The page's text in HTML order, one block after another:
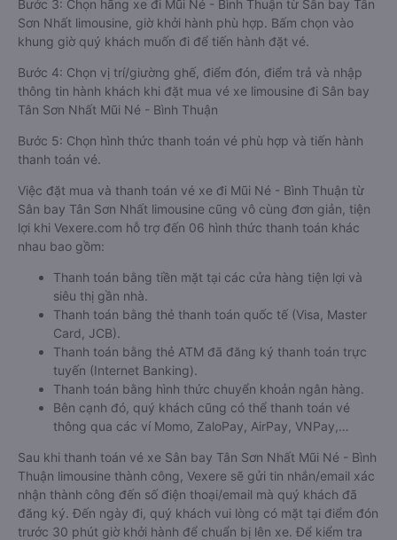
Bước 3: Chọn hãng xe đi Mũi Né - Bình Thuận từ Sân bay Tân
Sơn Nhất limousine, giờ khởi hành phù hợp. Bấm chọn vào
khung giờ quý khách muốn đi để tiến hành đặt vé.
Bước 4: Chọn vị trí/giường ghế, điểm đón, điểm trả và nhập
thông tin hành khách khi đặt mua vé xe limousine đi Sân bay
Tân Sơn Nhất Mũi Né - Bình Thuận
Bước 5: Chọn hình thức thanh toán vé phù hợp và tiến hành
thanh toán vé.
Việc đặt mua và thanh toán vé xe đi Mũi Né - Bình Thuận từ
Sân bay Tân Sơn Nhất limousine cũng vô cùng đơn giản, tiện
lợi khi Vexere.com hỗ trợ đến 06 hình thức thanh toán khác
nhau bao gồm:
Thanh toán bằng tiền mặt tại các cửa hàng tiện lợi và
siêu thị gần nhà.
Thanh toán bằng thẻ thanh toán quốc tế (Visa, Master
Card, JCB).
Thanh toán bằng thẻ ATM đã đăng ký thanh toán trực
tuyến (Internet Banking).
Thanh toán bằng hình thức chuyển khoản ngân hàng.
Bên cạnh đó, quý khách cũng có thể thanh toán vé
thông qua các ví Momo, ZaloPay, AirPay, VNPay,…
Sau khi thanh toán vé xe Sân bay Tân Sơn Nhất Mũi Né - Bình
Thuận limousine thành công, Vexere sẽ gửi tin nhắn/email xác
nhận thành công đến số điện thoại/email mà quý khách đã
đăng ký. Đến ngày đi, quý khách vui lòng có mặt tại điểm đón
trước 30 phút giờ khởi hành để chuẩn bị lên xe. Để kiểm tra